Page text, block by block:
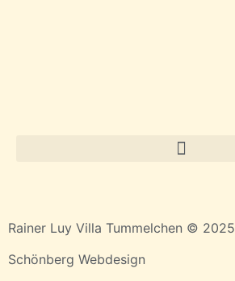
Rainer Luy Villa Tummelchen © 2025
Schönberg Webdesign